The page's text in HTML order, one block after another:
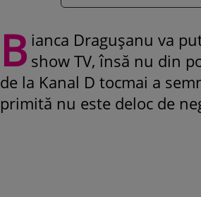
B ianca Dragușanu va
show TV, însă nu din
de la Kanal D tocmai a
primită nu este deloc de